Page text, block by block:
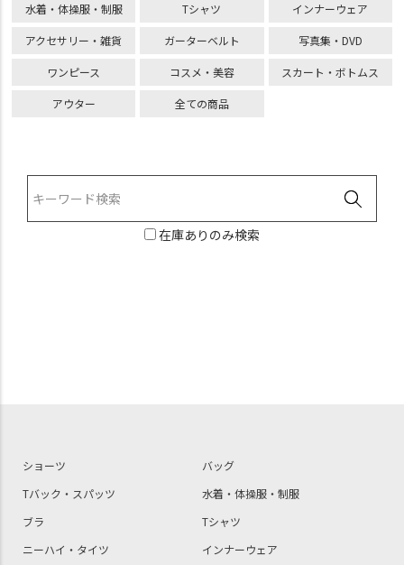
水着・体操服・制服 Tシャツ インナーウェア
アクセサリー・雑貨 ガーターベルト 写真集・DVD
ワンピース コスメ・美容 スカート・ボトムス
アウター 全ての商品
在庫ありのみ検索
ショーツ
Tバック・スパッツ
ブラ
ニーハイ・タイツ
バッグ
水着・体操服・制服
Tシャツ
インナーウェア